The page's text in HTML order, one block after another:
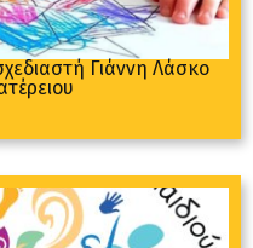
Γιάννη Λάσκο